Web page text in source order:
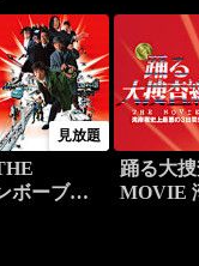
見放題
ボーブリ
踊る大
MOVIE